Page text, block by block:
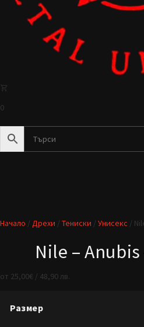
0
Начало / Дрехи / Тениски / Унисекс /
Nile –
от 25,00€ / 48,90 лв.
Размер